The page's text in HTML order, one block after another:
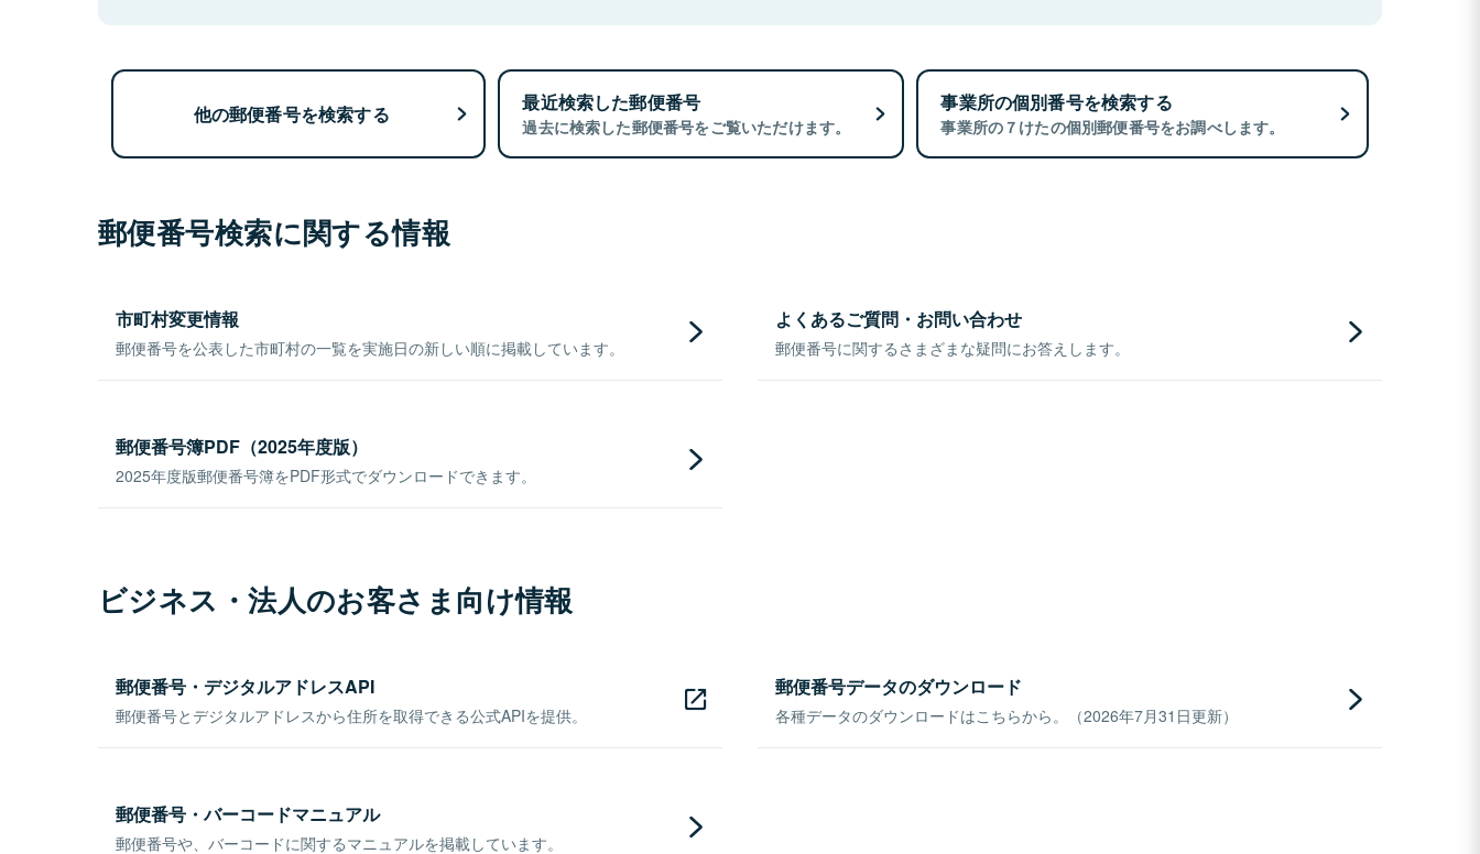
他の郵便番号を検索する 最近検索した郵便番号
過去に検索した郵便番号をご覧いただけます。
事業所の個別番号を検索する
事業所の７けたの個別郵便番号をお調べします。
郵便番号検索に関する情報
市町村変更情報
郵便番号を公表した市町村の一覧を実施日の新しい順に掲載しています。
よくあるご質問・お問い合わせ
郵便番号に関するさまざまな疑問にお答えします。
郵便番号簿PDF（2025年度版）
2025年度版郵便番号簿をPDF形式でダウンロードできます。
ビジネス・法人のお客さま向け情報
郵便番号・デジタルアドレスAPI
郵便番号とデジタルアドレスから住所を取得できる公式APIを提供。
郵便番号データのダウンロード
各種データのダウンロードはこちらから。（2026年7月31日更新）
郵便番号・バーコードマニュアル
郵便番号や、バーコードに関するマニュアルを掲載しています。